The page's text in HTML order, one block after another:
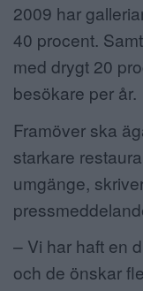
2009 har
40 procent.
med drygt 20
besökare per år.
Framöver ska
starkare
umgänge,
– Vi har haft en
och de önskar